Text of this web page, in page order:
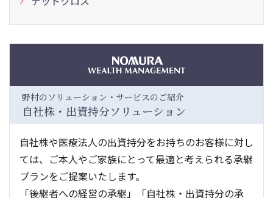
野村のソリューション・サービスのご紹介
自社株・出資持分ソリューション
自社株や医療法人の出資持分をお持ちのお客様に対し
ては、ご本人やご家族にとって最適と考えられる承継
プランをご提案いたします。
「後継者への経営の承継」「自社株・出資持分の承